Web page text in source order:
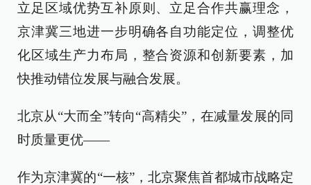
立足区域优势互补原则、立足合作共赢理念，
京津冀三地进一步明确各自功能定位，调整优
化区域生产力布局，整合资源和创新要素，加
快推动错位发展与融合发展。
北京从“大而全”转向“高精尖”，在减量发展的同
时质量更优——
作为京津冀的“一核”，北京聚焦首都城市战略定